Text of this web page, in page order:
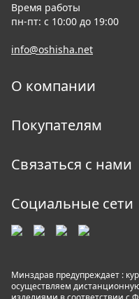
Время работы
пн-пт: с 10:00 до 19:00
info@oshisha.net
О компании
Покупателям
Связаться с нами
Социальные сети
Минздрав предупреждает :
осуществляем